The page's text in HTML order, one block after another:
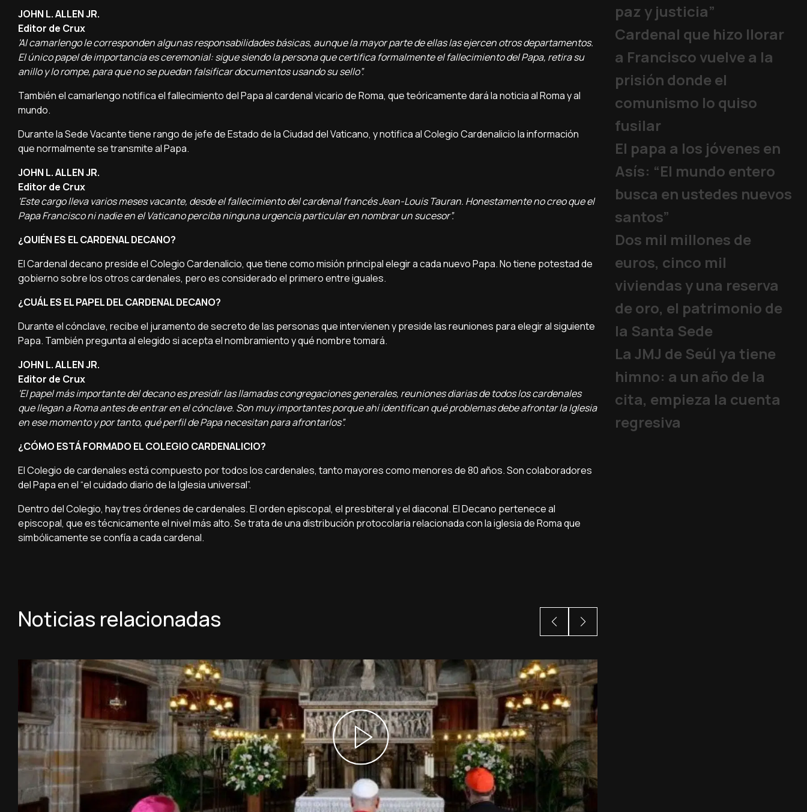
JOHN L. ALLEN JR.
Editor de Crux
'Al camarlengo le corresponden algunas responsabilidades básicas, aunque la mayor parte de ellas las ejercen otros departamentos.
El único papel de importancia es ceremonial: sigue siendo la persona que certifica formalmente el fallecimiento del Papa, retira su
anillo y lo rompe, para que no se puedan falsificar documentos usando su sello”.
También el camarlengo notifica el fallecimiento del Papa al cardenal vicario de Roma, que teóricamente dará la noticia al Roma y al
mundo.
Durante la Sede Vacante tiene rango de jefe de Estado de la Ciudad del Vaticano, y notifica al Colegio Cardenalicio la información
que normalmente se transmite al Papa.
JOHN L. ALLEN JR.
Editor de Crux
'Este cargo lleva varios meses vacante, desde el fallecimiento del cardenal francés Jean-Louis Tauran. Honestamente no creo que el
Papa Francisco ni nadie en el Vaticano perciba ninguna urgencia particular en nombrar un sucesor”.
¿QUIÉN ES EL CARDENAL DECANO?
El Cardenal decano preside el Colegio Cardenalicio, que tiene como misión principal elegir a cada nuevo Papa. No tiene potestad de
gobierno sobre los otros cardenales, pero es considerado el primero entre iguales.
¿CUÁL ES EL PAPEL DEL CARDENAL DECANO?
Durante el cónclave, recibe el juramento de secreto de las personas que intervienen y preside las reuniones para elegir al siguiente
Papa. También pregunta al elegido si acepta el nombramiento y qué nombre tomará.
JOHN L. ALLEN JR.
Editor de Crux
'El papel más importante del decano es presidir las llamadas congregaciones generales, reuniones diarias de todos los cardenales
que llegan a Roma antes de entrar en el cónclave. Son muy importantes porque ahí identifican qué problemas debe afrontar la Iglesia
en ese momento y por tanto, qué perfil de Papa necesitan para afrontarlos”.
¿CÓMO ESTÁ FORMADO EL COLEGIO CARDENALICIO?
El Colegio de cardenales está compuesto por todos los cardenales, tanto mayores como menores de 80 años. Son colaboradores
del Papa en el “el cuidado diario de la Iglesia universal”.
Dentro del Colegio, hay tres órdenes de cardenales. El orden episcopal, el presbiteral y el diaconal. El Decano pertenece al
episcopal, que es técnicamente el nivel más alto. Se trata de una distribución protocolaria relacionada con la iglesia de Roma que
simbólicamente se confía a cada cardenal.
Noticias relacionadas
paz y justicia”
Cardenal que hizo llorar
a Francisco vuelve a la
prisión donde el
comunismo lo quiso
fusilar
El papa a los jóvenes en
Asís: “El mundo entero
busca en ustedes nuevos
santos”
Dos mil millones de
euros, cinco mil
viviendas y una reserva
de oro, el patrimonio de
la Santa Sede
La JMJ de Seúl ya tiene
himno: a un año de la
cita, empieza la cuenta
regresiva